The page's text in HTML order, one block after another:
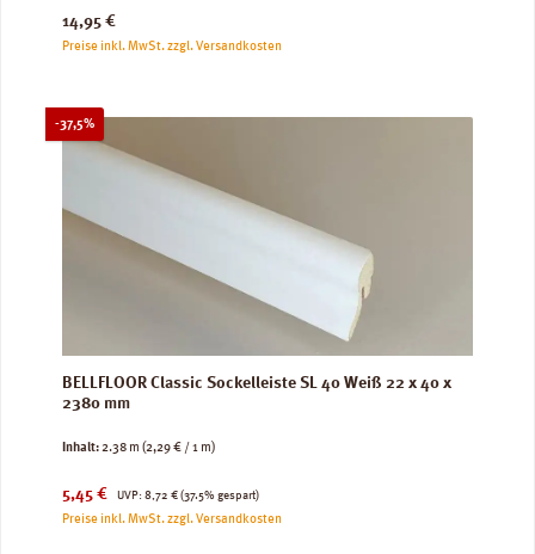
Regulärer Preis:
14,95 €
Preise inkl. MwSt. zzgl. Versandkosten
-37,5%Rabatt
BELLFLOOR Classic Sockelleiste SL 40 Weiß 22 x 40 x
2380 mm
Inhalt:2.38 m (2,29 € / 1 m)
Verkaufspreis:
5,45 € UVP:
Regulärer Preis:
8,72 € (37.5% gespart)
Preise inkl. MwSt. zzgl. Versandkosten